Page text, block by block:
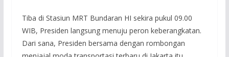
Tiba di Stasiun MRT Bundaran HI sekira pukul 09.00
WIB, Presiden langsung menuju peron keberangkatan.
Dari sana, Presiden bersama dengan rombongan